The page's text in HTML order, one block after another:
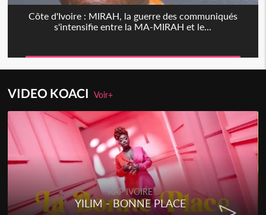
Côte d'Ivoire : MIRAH, la guerre des communiqués
s'intensifie entre la MA-MIRAH et le...
VIDEO KOACIVoir+
RAP IVOIRE
YILIM - BONNE PLACE